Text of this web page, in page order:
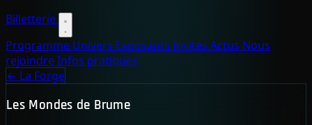
Billetterie
Programme Univers Exposants Invités Actus Nous
rejoindreInfos pratiques
← La Forge
Les Mondes de Brume